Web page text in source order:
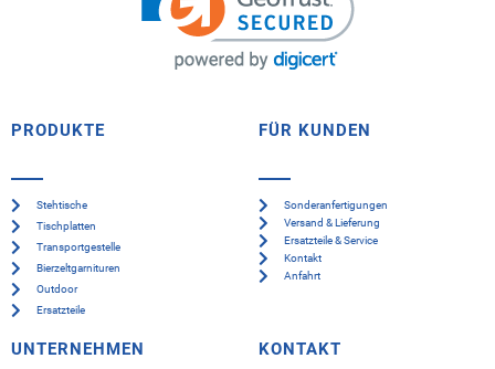
PRODUKTE
Stehtische
Tischplatten
Transportgestelle
Bierzeltgarnituren
Outdoor
Ersatzteile
FÜR KUNDEN
Sonderanfertigungen
Versand & Lieferung
Ersatzteile & Service
Kontakt
Anfahrt
UNTERNEHMEN KONTAKT